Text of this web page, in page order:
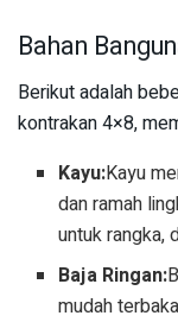
Bahan
Berikut adalah
kontrakan 4×8,
Kayu:Kayu
dan ramah
untuk rangka,
Baja Ringan:
mudah